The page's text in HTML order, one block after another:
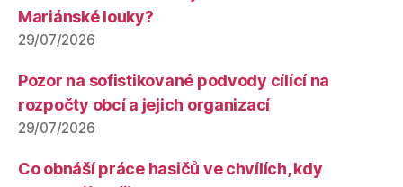
Mariánské louky?
29/07/2026
Pozor na sofistikované podvody cílící na
rozpočty obcí a jejich organizací
29/07/2026
Co obnáší práce hasičů ve chvílích, kdy